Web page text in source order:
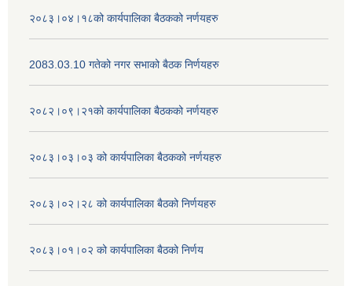
२०८३।०४।१८को कार्यपालिका बैठकको नर्णयहरु
2083.03.10 गतेको नगर सभाको बैठक निर्णयहरु
२०८२।०९।२१को कार्यपालिका बैठकको नर्णयहरु
२०८३।०३।०३ को कार्यपालिका बैठकको नर्णयहरु
२०८३।०२।२८ को कार्यपालिका बैठको निर्णयहरु
२०८३।०१।०२ को कार्यपालिका बैठको निर्णय